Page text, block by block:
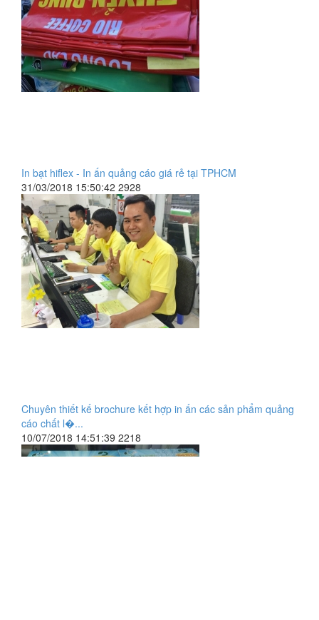
In bạt hiflex - In ấn quảng cáo giá rẻ tại TPHCM
31/03/2018 15:50:42 2928
Chuyên thiết kế brochure kết hợp in ấn các sản phẩm quảng
cáo chất l�...
10/07/2018 14:51:39 2218